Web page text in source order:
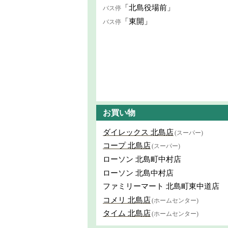
バス停 「北島役場前」
バス停 「東開」
お買い物
ダイレックス 北島店(スーパー)
コープ 北島店(スーパー)
ローソン 北島町中村店
ローソン 北島中村店
ファミリーマート 北島町東中道店
コメリ 北島店(ホームセンター)
タイム 北島店(ホームセンター)